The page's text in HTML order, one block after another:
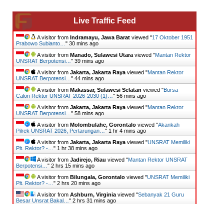
Live Traffic Feed
A visitor from Indramayu, Jawa Barat viewed "17 Oktober 1951
Prabowo Subianto… " 30 mins ago
A visitor from Manado, Sulawesi Utara viewed "Mantan Rektor
UNSRAT Berpotensi… " 39 mins ago
A visitor from Jakarta, Jakarta Raya viewed "Mantan Rektor
UNSRAT Berpotensi… " 44 mins ago
A visitor from Makassar, Sulawesi Selatan viewed "Bursa
Calon Rektor UNSRAT 2026-2030 (1)… " 56 mins ago
A visitor from Jakarta, Jakarta Raya viewed "Mantan Rektor
UNSRAT Berpotensi… " 58 mins ago
A visitor from Molombulahe, Gorontalo viewed "Akankah
Pilrek UNSRAT 2026, Pertarungan… " 1 hr 4 mins ago
A visitor from Jakarta, Jakarta Raya viewed "UNSRAT Memiliki
Plt. Rektor? -… " 1 hr 38 mins ago
A visitor from Jadirejo, Riau viewed "Mantan Rektor UNSRAT
Berpotensi… " 2 hrs 15 mins ago
A visitor from Bilungala, Gorontalo viewed "UNSRAT Memiliki
Plt. Rektor? -… " 2 hrs 20 mins ago
A visitor from Ashburn, Virginia viewed "Sebanyak 21 Guru
Besar Unsrat Bakal… " 2 hrs 31 mins ago